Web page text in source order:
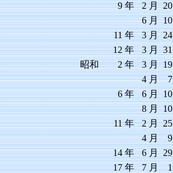
9 年 2 月 20
6 月 10
11 年 3 月 24
12 年 3 月 31
昭和
2 年 3 月 19
4 月 7
6 年 6 月 10
8 月 10
11 年 2 月 25
4 月 9
14 年 6 月 29
17 年 7 月 1